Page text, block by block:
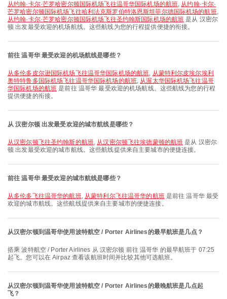
从约翰·卡尔·芒罗哈密尔顿国际机场飞往温哥华国际机场的航班, 从约翰·卡尔·
芒罗哈密尔顿国际机场飞往哈利法克斯罗伯特洛恩斯坦菲尔德国际机场的航班,
从约翰·卡尔·芒罗哈密尔顿国际机场飞往圣约翰斯国际机场的航班 是从 汉密尔
顿 出发最受欢迎的机场航线。这些航线为您的行程提供便捷的衔接。
前往 温哥华 最受欢迎的机场航线是哪些？
从多伦多皮尔逊国际机场飞往温哥华国际机场的航班, 从蒙特利尔皮埃尔埃利
奥特特鲁多国际机场飞往温哥华国际机场的航班, 从渥太华国际机场飞往温哥
华国际机场的航班 是前往 温哥华 最受欢迎的机场航线。这些航线为您的行程
提供便捷的衔接。
从 汉密尔顿 出发最受欢迎的城市航线是哪些？
从汉密尔顿飞往圣约翰斯的航班, 从汉密尔顿飞往埃德蒙顿的航班 是从 汉密尔
顿 出发最受欢迎的城市航线。这些航线提供来自主要城市的便捷连接。
前往 温哥华 最受欢迎的城市航线是哪些？
从多伦多飞往温哥华的航班, 从蒙特利尔飞往温哥华的航班是前往 温哥华 最受
欢迎的城市航线。这些航线提供来自主要城市的便捷连接。
从汉密尔顿到温哥华使用波特航空 / Porter Airlines的最早航班是几点？
搭乘 波特航空 / Porter Airlines 从 汉密尔顿 前往 温哥华 的最早航班于 07:25
起飞。您可以在 Airpaz 查看该航班时间并比较其他可选航班。
从汉密尔顿到温哥华使用波特航空 / Porter Airlines的最晚航班是几点起
飞？